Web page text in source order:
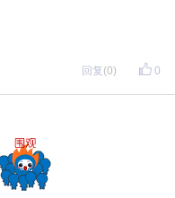
了几件自己喜欢的
有很喜欢的但袖口
予修整，直到合适满
满意。
0
回复 (0)